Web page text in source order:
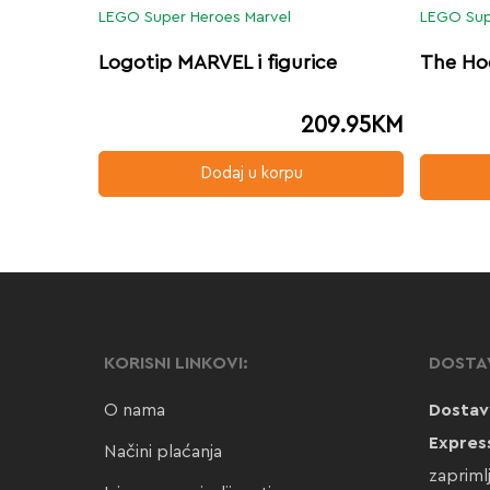
LEGO Super Heroes Marvel
Logotip MARVEL i figurice
209.95KM
Dodaj u korpu
LEGO
The
KORISNI LINKOVI:
O nama
Načini plaćanja